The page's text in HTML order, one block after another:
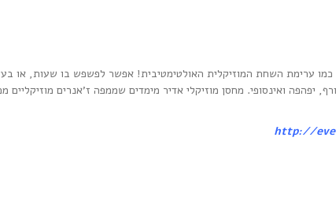
כמו ערימת השחת המוזיקלית האולטימטיבית! אפשר לפשפש בו שעות, או
יפהפה ואינסופי. מחסן מוזיקלי אדיר מימדים שממפה ז’אנרים מוזיקליים
http://